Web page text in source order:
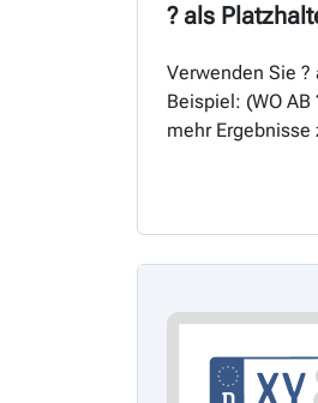
? als
Verwenden Sie
Beispiel: (WO AB
mehr Ergebnisse